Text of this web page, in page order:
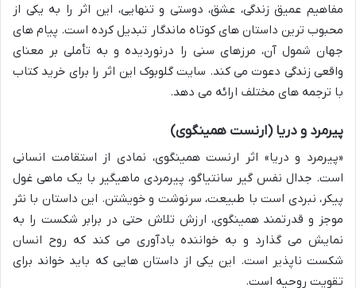
مفاهیم عمیق زندگی، عشق، دوستی و تنهایی، این اثر را به یکی از
محبوب ترین داستان های کوتاه ماندگار تبدیل کرده است. پیام های
جهان شمول آن، مرزهای سنی را درنوردیده و به تأملی بر معنای
واقعی زندگی دعوت می کند. سایت گلوبوک این اثر را برای خرید کتاب
با ترجمه های مختلف ارائه می دهد.
پیرمرد و دریا (ارنست همینگوی)
«پیرمرد و دریا» اثر ارنست همینگوی، نمادی از استقامت انسانی
است. جدال نفس گیر سانتیاگو، پیرمردی ماهیگیر با یک ماهی غول
پیکر، نبردی است با طبیعت، سرنوشت و خویشتن. این داستان با نثر
موجز و قدرتمند همینگوی، ارزش تلاش حتی در برابر شکست را به
نمایش می گذارد و به خواننده یادآوری می کند که روح انسان
شکست ناپذیر است. این یکی از داستان هایی که باید خواند برای
تقویت روحیه است.